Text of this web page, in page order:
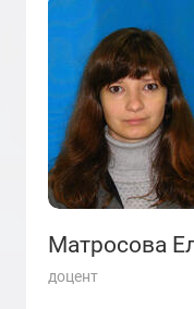
Матросова
доцент